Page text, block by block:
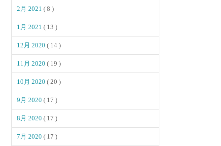
2月 2021( 8 )
1月 2021( 13 )
12月 2020( 14 )
11月 2020( 19 )
10月 2020( 20 )
9月 2020( 17 )
8月 2020( 17 )
7月 2020( 17 )